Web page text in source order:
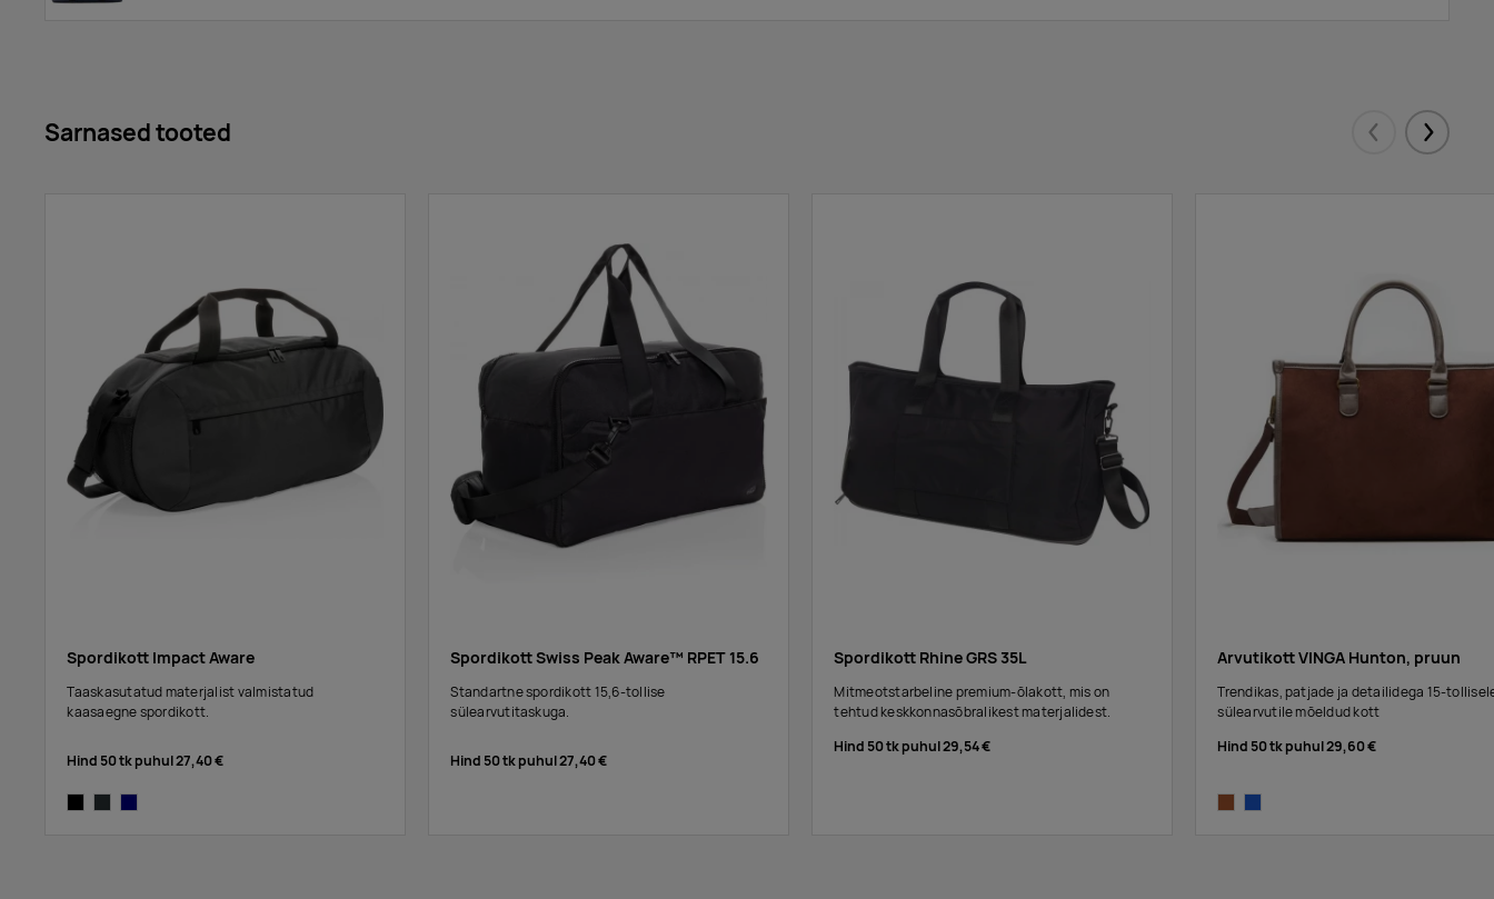
Sarnased tooted Eelmised
Spordikott Impact Aware
Taaskasutatud materjalist valmistatud
kaasaegne spordikott.
Hind 50 tk puhul27,40 €
Spordikott Swiss Peak Aware™ RPET 15.6
Standartne spordikott 15,6-tollise
sülearvutitaskuga.
Hind 50 tk puhul27,40 €
Spordikott Rhine GRS 35L
Mitmeotstarbeline premium-õlakott, mis on
tehtud keskkonnasõbralikest materjalidest.
Hind 50 tk puhul29,54 €
Arvutikott VINGA Hunton, pruun
Trendikas, patjade ja detailidega 15-
sülearvutile mõeldud kott
Hind 50 tk puhul29,60 €